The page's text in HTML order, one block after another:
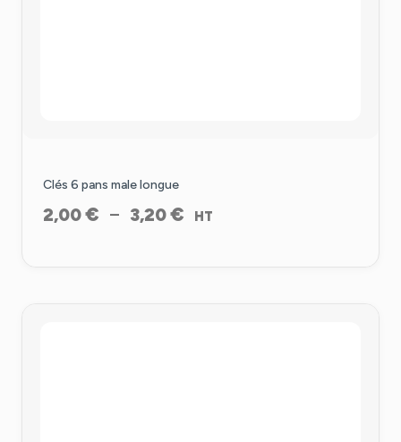
Clés 6 pans male longue
2,00€ – 3,20€ Plage
HT